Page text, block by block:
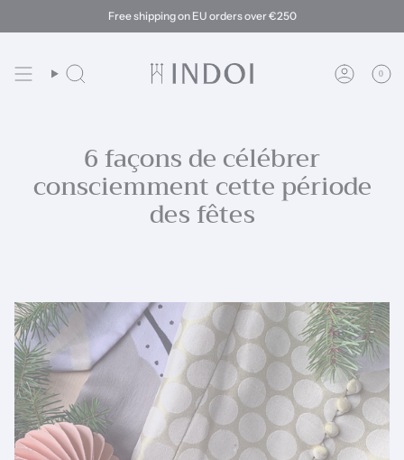
Free shipping on EU orders over €250
Recherche Compte
0
6 façons de célébrer
consciemment cette période
des fêtes